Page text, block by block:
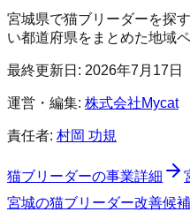
宮城県で猫ブリーダーを探
い都道府県をまとめた地域ペ
最終更新日: 2026年7月17日
運営・編集: 株式会社Mycat
責任者: 村岡 功規
猫ブリーダーの事業詳細
宮城の猫ブリーダー改善候補